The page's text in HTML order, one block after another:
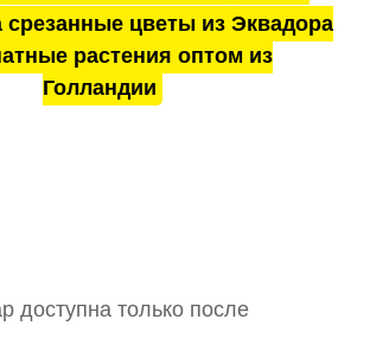
цветы из Эквадора
растения оптом из
Голландии
доступна только после